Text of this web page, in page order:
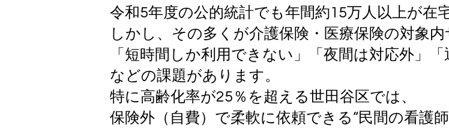
令和5年度の公的統計でも年間約15万人以上が在
しかし、その多くが介護保険・医療保険の対象内
「短時間しか利用できない」「夜間は対応外」
などの課題があります。
特に高齢化率が25％を超える世田谷区では、
保険外（自費）で柔軟に依頼できる“民間の看護